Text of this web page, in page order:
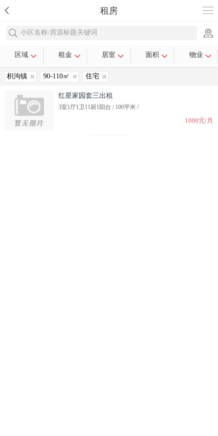
租房
小区名称/房源标题关键词
区域 租金 居室 面积 物业
枳沟镇 90-110㎡ 住宅
红星家园套三出租
3室1厅1卫11厨1阳台 / 100平米 /
1000元/月